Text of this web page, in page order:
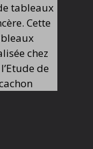
tableaux
Cette
chez
de